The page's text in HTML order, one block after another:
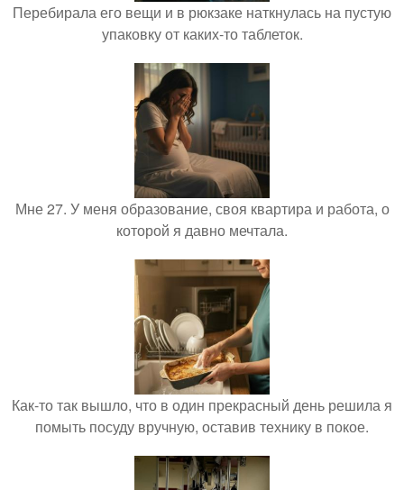
Перебирала его вещи и в рюкзаке наткнулась на пустую
упаковку от каких-то таблеток.
Мне 27. У меня образование, своя квартира и работа, о
которой я давно мечтала.
Как-то так вышло, что в один прекрасный день решила я
помыть посуду вручную, оставив технику в покое.